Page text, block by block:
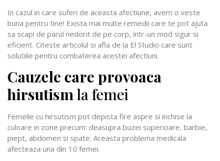
In cazul in care suferi de aceasta afectiune, avem o veste
buna pentru tine! Exista mai multe remedii care te pot ajuta
sa scapi de parul nedorit de pe corp, intr-un mod sigur si
eficient. Citeste articolul si afla de la El Studio care sunt
solutiile pentru combaterea acestei afectiuni.
Cauzele care provoaca
hirsutism la femei
Femeile cu hirsutism pot depista fire aspre si inchise la
culoare in zone precum: deasupra buzei superioare, barbie,
piept, abdomen si spate. Aceasta problema medicala
afecteaza una din 10 femei.